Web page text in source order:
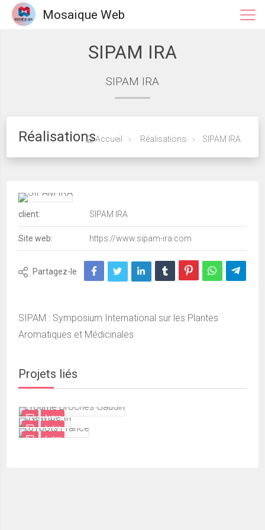
Mosaique Web
SIPAM IRA
SIPAM IRA
RéalisationsAccueil Réalisations SIPAM IRA
client: SIPAM IRA
Site web: https://www.sipam-ira.com
Partagez-le
SIPAM : Symposium International sur les Plantes
Aromatiques et Médicinales
Projets liés
Autre
Autre
Autre